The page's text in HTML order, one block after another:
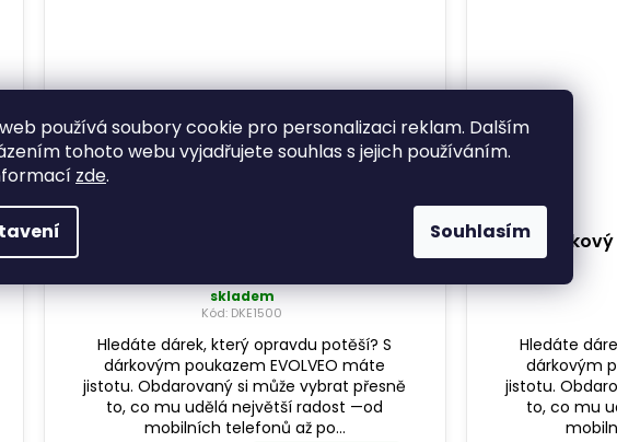
používá soubory cookie pro personalizaci reklam. Dalším
tohoto webu vyjadřujete souhlas s jejich používáním.
zde.
Souhlasím
skladem
Kód: DKE1500
Hledáte dárek, který opravdu potěší? S
dárkovým poukazem EVOLVEO máte
jistotu. Obdarovaný si může vybrat přesně
to, co mu udělá největší radost —od
mobilních telefonů až po...
Hledáte
dárkovým
jistotu.
to, co mu